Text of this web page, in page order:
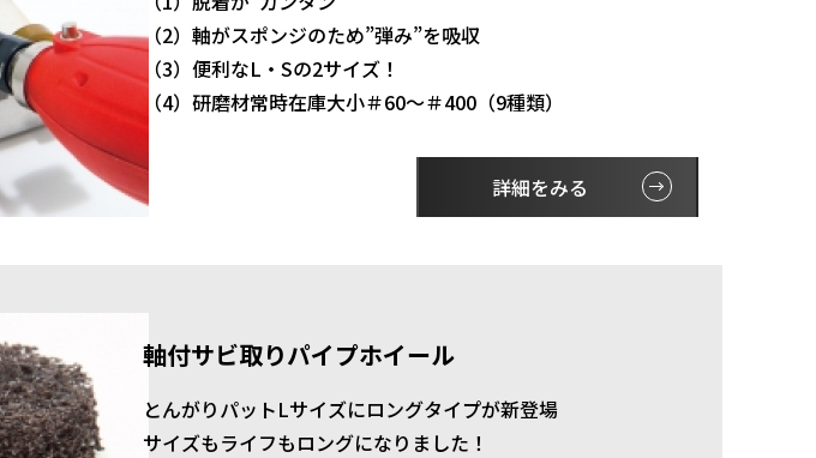
（2）軸がスポンジのため”弾み”を吸収
（3）便利なL・Sの2サイズ！
（4）研磨材常時在庫大小＃60～＃400（9種類）
詳細をみる
軸付サビ取りパイプホイール
とんがりパットLサイズにロングタイプが新登場
サイズもライフもロングになりました！